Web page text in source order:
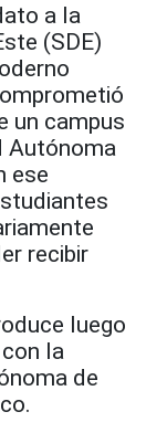
a la
(SDE)
un campus
Autónoma
ese
recibir
luego
la
de